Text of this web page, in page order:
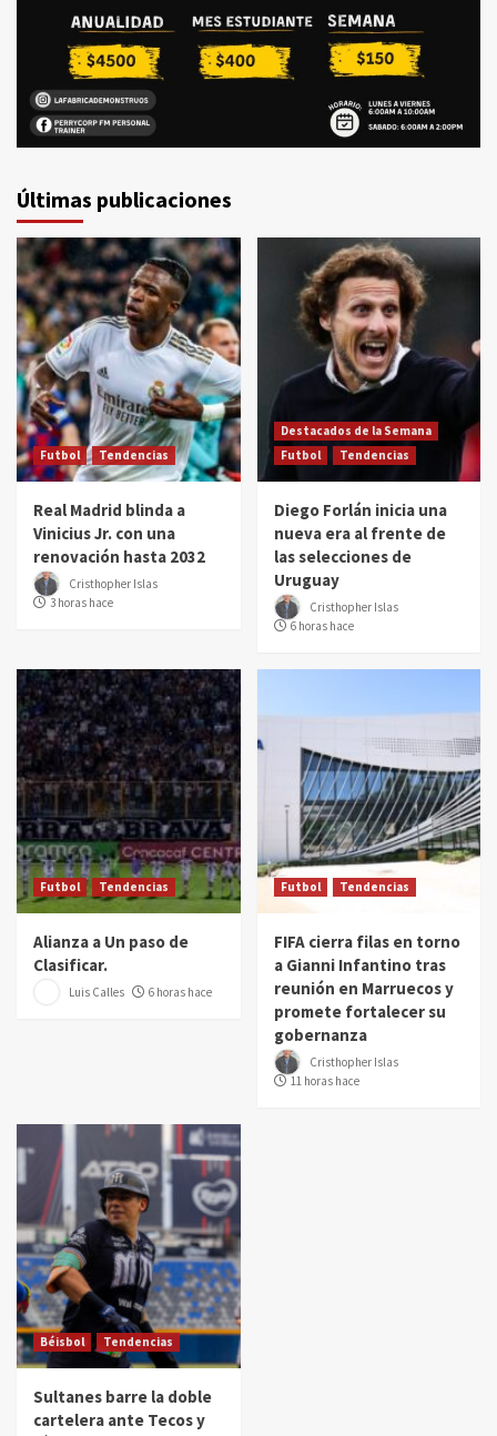
Últimas publicaciones
Futbol Tendencias
Real Madrid blinda a
Vinicius Jr. con una
renovación hasta 2032
Cristhopher Islas
3 horas hace
Destacados de la Semana
Futbol
Tendencias
Diego Forlán inicia una
nueva era al frente de
las selecciones de
Uruguay
Cristhopher Islas
6 horas hace
Futbol Tendencias
Alianza a Un paso de
Clasificar.
Luis Calles 6 horas hace
Futbol Tendencias
FIFA cierra filas en torno
a Gianni Infantino tras
reunión en Marruecos y
promete fortalecer su
gobernanza
Cristhopher Islas
11 horas hace
Béisbol Tendencias
Sultanes barre la doble
cartelera ante Tecos y